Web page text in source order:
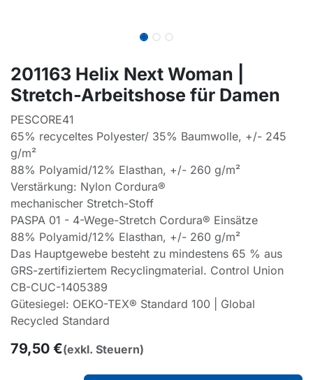
201163 Helix Next Woman |
Stretch-Arbeitshose für Damen
PESCORE41
65% recyceltes Polyester/ 35% Baumwolle, +/- 245
g/m²
88% Polyamid/12% Elasthan, +/- 260 g/m²
Verstärkung: Nylon Cordura®
mechanischer Stretch-Stoff
PASPA 01 - 4-Wege-Stretch Cordura® Einsätze
88% Polyamid/12% Elasthan, +/- 260 g/m²
Das Hauptgewebe besteht zu mindestens 65 % aus
GRS-zertifiziertem Recyclingmaterial. Control Union
CB-CUC-1405389
Gütesiegel: OEKO-TEX® Standard 100 | Global
Recycled Standard
79,50 €(exkl. Steuern)